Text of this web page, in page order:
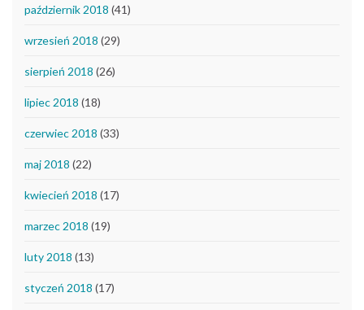
październik 2018 (41)
wrzesień 2018 (29)
sierpień 2018 (26)
lipiec 2018 (18)
czerwiec 2018 (33)
maj 2018 (22)
kwiecień 2018 (17)
marzec 2018 (19)
luty 2018 (13)
styczeń 2018 (17)